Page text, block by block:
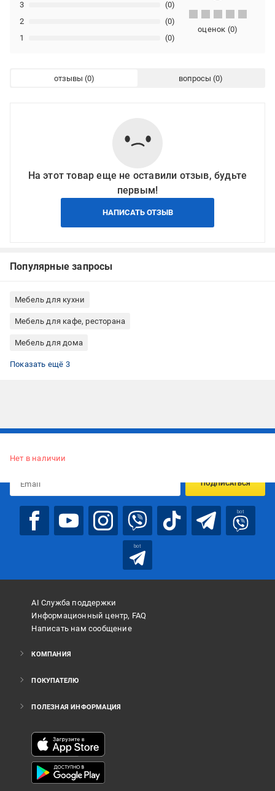
1 (0)
2 (0)
3 (0)
оценок (0)
отзывы вопросы
На этот товар еще не оставили отзыв, будьте
первым!
НАПИСАТЬ ОТЗЫВ
Популярные запросы
Мебель для кухни
Мебель для кафе, ресторана
Мебель для дома
Стулья кухонные со спинкой
Металлические кухонные стулья
Кухонные стулья GT Racer
Показать ещё 3
Нет в наличии
ПОДПИСАТЬСЯ
bot
bot
AI Служба поддержки
Информационный центр, FAQ
Написать нам сообщение
КОМПАНИЯ
ПОКУПАТЕЛЮ
ПОЛЕЗНАЯ ИНФОРМАЦИЯ